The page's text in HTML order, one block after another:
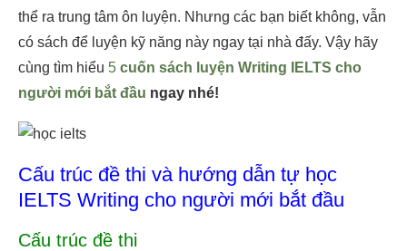
thể ra trung tâm ôn luyện. Nhưng các bạn biết không, vẫn
có sách để luyện kỹ năng này ngay tại nhà đấy. Vậy hãy
cùng tìm hiểu 5 cuốn sách luyện Writing IELTS cho
người mới bắt đầu ngay nhé!
Cấu trúc đề thi và hướng dẫn tự học
IELTS Writing cho người mới bắt đầu
Cấu trúc đề thi